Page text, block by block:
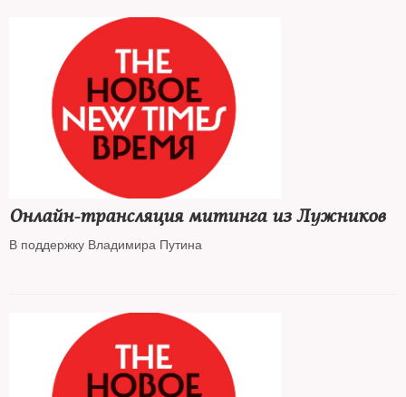
Онлайн-трансляция митинга из Лужников
В поддержку Владимира Путина